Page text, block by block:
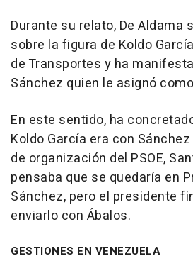
Durante su relato, De Aldama
sobre la figura de Koldo
de Transportes y ha
Sánchez quien le asignó
En este sentido, ha
Koldo García era con
de organización del PSOE,
pensaba que se quedaría en
Sánchez, pero el presidente
enviarlo con Ábalos.
GESTIONES EN VENEZUELA